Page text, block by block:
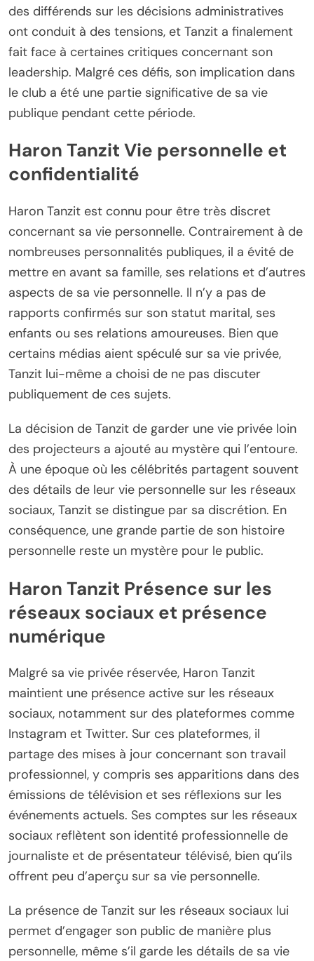
des différends sur les décisions administratives
ont conduit à des tensions, et Tanzit a finalement
fait face à certaines critiques concernant son
leadership. Malgré ces défis, son implication dans
le club a été une partie significative de sa vie
publique pendant cette période.
Haron Tanzit Vie personnelle et
confidentialité
Haron Tanzit est connu pour être très discret
concernant sa vie personnelle. Contrairement à de
nombreuses personnalités publiques, il a évité de
mettre en avant sa famille, ses relations et d’autres
aspects de sa vie personnelle. Il n’y a pas de
rapports confirmés sur son statut marital, ses
enfants ou ses relations amoureuses. Bien que
certains médias aient spéculé sur sa vie privée,
Tanzit lui-même a choisi de ne pas discuter
publiquement de ces sujets.
La décision de Tanzit de garder une vie privée loin
des projecteurs a ajouté au mystère qui l’entoure.
À une époque où les célébrités partagent souvent
des détails de leur vie personnelle sur les réseaux
sociaux, Tanzit se distingue par sa discrétion. En
conséquence, une grande partie de son histoire
personnelle reste un mystère pour le public.
Haron Tanzit Présence sur les
réseaux sociaux et présence
numérique
Malgré sa vie privée réservée, Haron Tanzit
maintient une présence active sur les réseaux
sociaux, notamment sur des plateformes comme
Instagram et Twitter. Sur ces plateformes, il
partage des mises à jour concernant son travail
professionnel, y compris ses apparitions dans des
émissions de télévision et ses réflexions sur les
événements actuels. Ses comptes sur les réseaux
sociaux reflètent son identité professionnelle de
journaliste et de présentateur télévisé, bien qu’ils
offrent peu d’aperçu sur sa vie personnelle.
La présence de Tanzit sur les réseaux sociaux lui
permet d’engager son public de manière plus
personnelle, même s’il garde les détails de sa vie